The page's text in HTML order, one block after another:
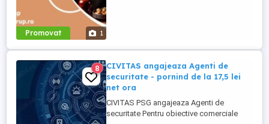
Promovat 1
8
CIVITAS angajeaza Agenti de
securitate - pornind de la 17,5 lei
net ora
CIVITAS PSG angajeaza Agenti de
securitate Pentru obiective comerciale